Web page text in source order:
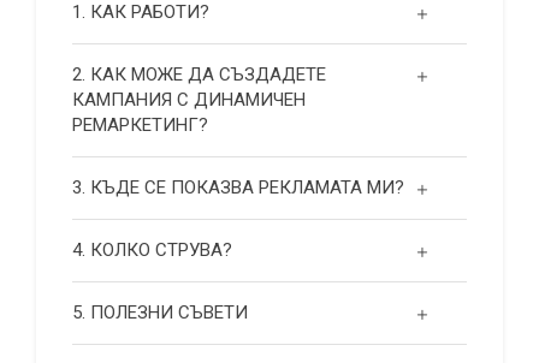
1. КАК РАБОТИ?
2. КАК МОЖЕ ДА СЪЗДАДЕТЕ
КАМПАНИЯ С ДИНАМИЧЕН
РЕМАРКЕТИНГ?
3. КЪДЕ СЕ ПОКАЗВА РЕКЛАМАТА МИ?
4. КОЛКО СТРУВА?
5. ПОЛЕЗНИ СЪВЕТИ